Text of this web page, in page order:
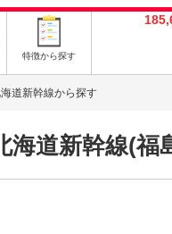
特徴から探す
道新幹線から探す
道新幹線(福